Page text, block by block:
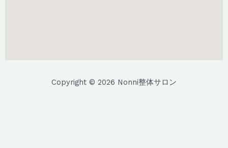
Copyright © 2026 Nonni整体サロン